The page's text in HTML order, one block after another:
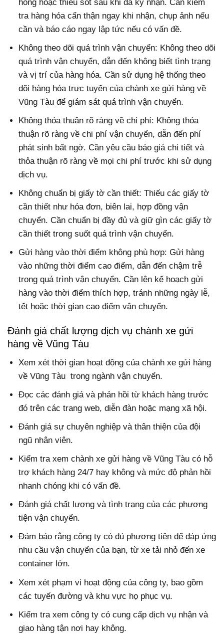
hỏng hoặc thiếu sót sau khi đã ký nhận. Cần kiểm
tra hàng hóa cẩn thận ngay khi nhận, chụp ảnh nếu
cần và báo cáo ngay lập tức nếu có vấn đề.
Không theo dõi quá trình vận chuyển: Không theo dõi
quá trình vận chuyển, dẫn đến không biết tình trạng
và vị trí của hàng hóa. Cần sử dụng hệ thống theo
dõi hàng hóa trực tuyến của chành xe gửi hàng về
Vũng Tàu để giám sát quá trình vận chuyển.
Không thỏa thuận rõ ràng về chi phí: Không thỏa
thuận rõ ràng về chi phí vận chuyển, dẫn đến phí
phát sinh bất ngờ. Cần yêu cầu báo giá chi tiết và
thỏa thuận rõ ràng về mọi chi phí trước khi sử dụng
dịch vụ.
Không chuẩn bị giấy tờ cần thiết: Thiếu các giấy tờ
cần thiết như hóa đơn, biên lai, hợp đồng vận
chuyển. Cần chuẩn bị đầy đủ và giữ gìn các giấy tờ
cần thiết trong suốt quá trình vận chuyển.
Gửi hàng vào thời điểm không phù hợp: Gửi hàng
vào những thời điểm cao điểm, dẫn đến chậm trễ
trong quá trình vận chuyển. Cần lên kế hoạch gửi
hàng vào thời điểm thích hợp, tránh những ngày lễ,
tết hoặc thời gian cao điểm vận chuyển.
Đánh giá chất lượng dịch vụ chành xe gửi
hàng về Vũng Tàu
Xem xét thời gian hoạt động của chành xe gửi hàng
về Vũng Tàu trong ngành vận chuyển.
Đọc các đánh giá và phản hồi từ khách hàng trước
đó trên các trang web, diễn đàn hoặc mạng xã hội.
Đánh giá sự chuyên nghiệp và thân thiện của đội
ngũ nhân viên.
Kiểm tra xem chành xe gửi hàng về Vũng Tàu có hỗ
trợ khách hàng 24/7 hay không và mức độ phản hồi
nhanh chóng khi có vấn đề.
Đánh giá chất lượng và tình trạng của các phương
tiện vận chuyển.
Đảm bảo rằng công ty có đủ phương tiện để đáp ứng
nhu cầu vận chuyển của bạn, từ xe tải nhỏ đến xe
container lớn.
Xem xét phạm vi hoạt động của công ty, bao gồm
các tuyến đường và khu vực họ phục vụ.
Kiểm tra xem công ty có cung cấp dịch vụ nhận và
giao hàng tận nơi hay không.